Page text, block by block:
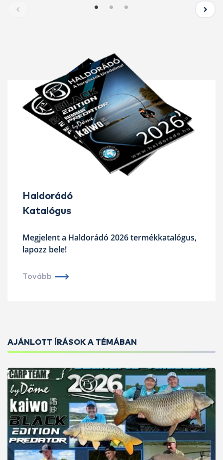
Haldorádó
Katalógus
Megjelent a Haldorádó 2026 termékkatalógus,
lapozz bele!
Tovább
AJÁNLOTT ÍRÁSOK A TÉMÁBAN